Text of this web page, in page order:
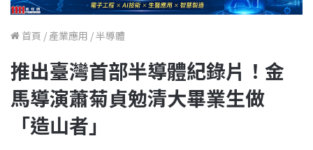
首頁 / 產業應用 /半導體
推出臺灣首部半導體紀錄片！金
馬導演蕭菊貞勉清大畢業生做
「造山者」